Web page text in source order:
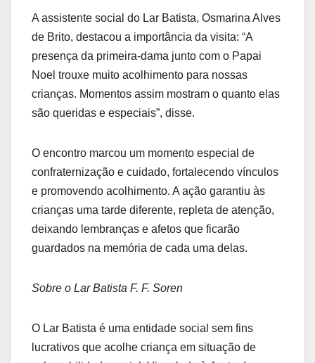
A assistente social do Lar Batista, Osmarina Alves
de Brito, destacou a importância da visita: “A
presença da primeira-dama junto com o Papai
Noel trouxe muito acolhimento para nossas
crianças. Momentos assim mostram o quanto elas
são queridas e especiais”, disse.
O encontro marcou um momento especial de
confraternização e cuidado, fortalecendo vínculos
e promovendo acolhimento. A ação garantiu às
crianças uma tarde diferente, repleta de atenção,
deixando lembranças e afetos que ficarão
guardados na memória de cada uma delas.
Sobre o Lar Batista F. F. Soren
O Lar Batista é uma entidade social sem fins
lucrativos que acolhe criança em situação de